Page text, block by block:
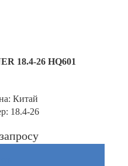
18.4-26 HQ601
Китай
18.4-26